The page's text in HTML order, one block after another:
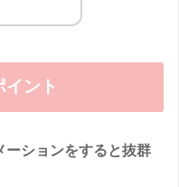
ント
ーションをすると抜群